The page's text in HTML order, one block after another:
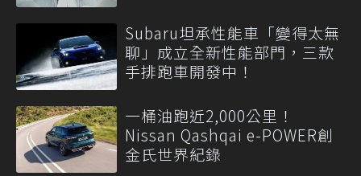
Subaru坦承性能車「變得太無
聊」成立全新性能部門，三款
手排跑車開發中！
一桶油跑近2,000公里！
Nissan Qashqai e-POWER創
金氏世界紀錄